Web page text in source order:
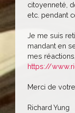
citoyenneté,
etc. pendant
Je me suis
mandant en
mes
https://
Merci de
Richard Yung